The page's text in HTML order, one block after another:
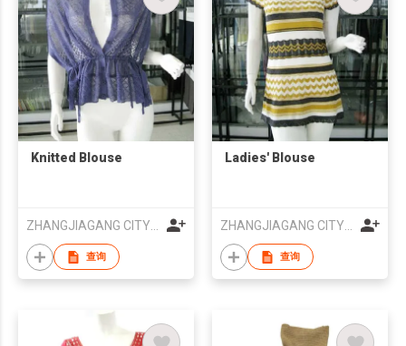
Knitted Blouse
ZHANGJIAGANG CITY HUALIN IMPORT & EXOPRT LTD
查询
Ladies' Blouse
ZHANGJIAGANG CITY HUALIN IMPORT & EXOPRT LTD
查询